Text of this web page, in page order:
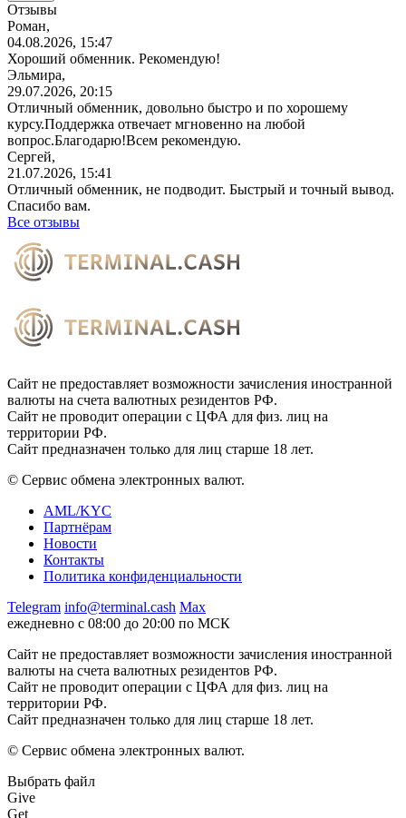
Отзывы
Роман,
04.08.2026, 15:47
Хороший обменник. Рекомендую!
Эльмира,
29.07.2026, 20:15
Отличный обменник, довольно быстро и по хорошему
курсу.Поддержка отвечает мгновенно на любой
вопрос.Благодарю!Всем рекомендую.
Сергей,
21.07.2026, 15:41
Отличный обменник, не подводит. Быстрый и точный вывод.
Спасибо вам.
Все отзывы
Сайт не предоставляет возможности зачисления иностранной
валюты на счета валютных резидентов РФ.
Сайт не проводит операции с ЦФА для физ. лиц на
территории РФ.
Сайт предназначен только для лиц старше 18 лет.
© Сервис обмена электронных валют.
AML/KYC
Партнёрам
Новости
Контакты
Политика конфиденциальности
Telegram info@terminal.cash Max
ежедневно с 08:00 до 20:00 по МСК
Сайт не предоставляет возможности зачисления иностранной
валюты на счета валютных резидентов РФ.
Сайт не проводит операции с ЦФА для физ. лиц на
территории РФ.
Сайт предназначен только для лиц старше 18 лет.
© Сервис обмена электронных валют.
Выбрать файл
Give
Get